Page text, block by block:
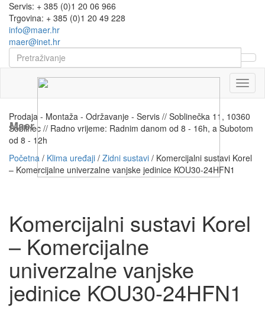
Servis: + 385 (0)1 20 06 966
Trgovina: + 385 (0)1 20 49 228
info@maer.hr
maer@inet.hr
Maer
Prodaja - Montaža - Održavanje - Servis // Soblinečka 11, 10360
Soblinec // Radno vrijeme: Radnim danom od 8 - 16h, a Subotom
od 8 - 12h
Početna / Klima uređaji / Zidni sustavi / Komercijalni sustavi Korel
– Komercijalne univerzalne vanjske jedinice KOU30-24HFN1
Komercijalni sustavi Korel
– Komercijalne
univerzalne vanjske
jedinice KOU30-24HFN1